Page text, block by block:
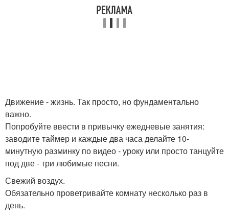
Движение - жизнь. Так просто, но фундаментально
важно.
Попробуйте ввести в привычку ежедневые занятия:
заводите таймер и каждые два часа делайте 10-
минутную разминку по видео - уроку или просто танцуйте
под две - три любимые песни.
Свежий воздух.
Обязательно проветривайте комнату несколько раз в
день.